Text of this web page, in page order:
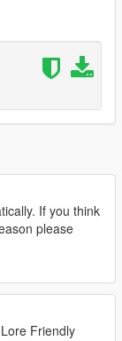
MY
If you think
please
Friendly